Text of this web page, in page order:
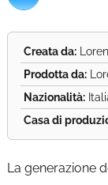
Creata da:
Prodotta da:
Nazionalità:
Casa di
La generazione